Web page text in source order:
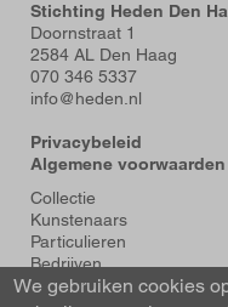
Stichting Heden Den
Doornstraat 1
2584 AL Den Haag
070 346 5337
info@heden.nl
Privacybeleid
Algemene voorwaarden
Voet
Collectie
Kunstenaars
Particulieren
Bedrijven
Tentoonstellingen
We gebruiken cookies